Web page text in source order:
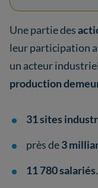
Une partie des
leur participation
un acteur
production
31 sites
près de3
11 780 salariés.